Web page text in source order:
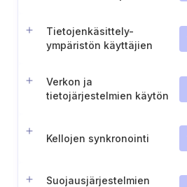
Tietojenkäsittely-
ympäristön käyttäjien
Verkon ja
tietojärjestelmien käytön
varten
Kellojen synkronointi
Suojausjärjestelmien